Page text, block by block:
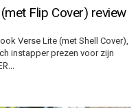
Flip Cover) review
Verse Lite (met Shell Cover),
instapper prezen voor zijn